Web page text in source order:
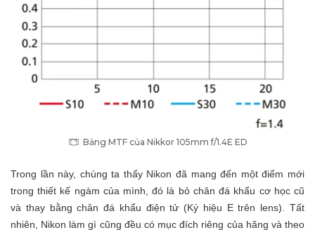
Bảng MTF của Nikkor 105mm f/1.4E ED
Trong lần này, chúng ta thấy Nikon đã mang đến một điểm mới
trong thiết kế ngàm của mình, đó là bỏ chân đá khẩu cơ học cũ
và thay bằng chân đá khẩu điện tử (Ký hiệu E trên lens). Tất
nhiên, Nikon làm gì cũng đều có mục đích riêng của hãng và theo